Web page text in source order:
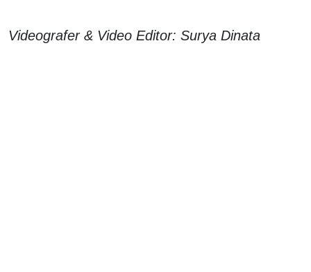
Videografer & Video Editor: Surya Dinata